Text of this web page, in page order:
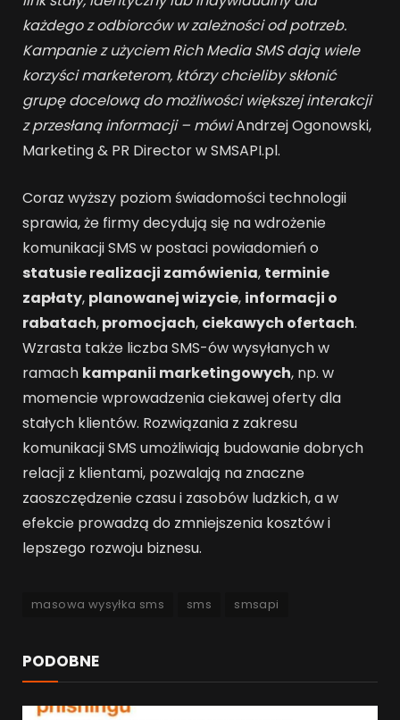
każdego z odbiorców w zależności od potrzeb.
Kampanie z użyciem Rich Media SMS dają wiele
korzyści marketerom, którzy chcieliby skłonić
grupę docelową do możliwości większej interakcji
z przesłaną informacji – mówiAndrzej Ogonowski,
Marketing & PR Director w SMSAPI.pl.
Coraz wyższy poziom świadomości technologii
sprawia, że firmy decydują się na wdrożenie
komunikacji SMS w postaci powiadomień o
statusie realizacji zamówienia, terminie
zapłaty, planowanej wizycie, informacji o
rabatach,promocjach, ciekawych ofertach.
Wzrasta także liczba SMS-ów wysyłanych w
ramach kampanii marketingowych, np. w
momencie wprowadzenia ciekawej oferty dla
stałych klientów. Rozwiązania z zakresu
komunikacji SMS umożliwiają budowanie dobrych
relacji z klientami, pozwalają na znaczne
zaoszczędzenie czasu i zasobów ludzkich, a w
efekcie prowadzą do zmniejszenia kosztów i
lepszego rozwoju biznesu.
masowa wysyłka sms sms smsapi
PODOBNE